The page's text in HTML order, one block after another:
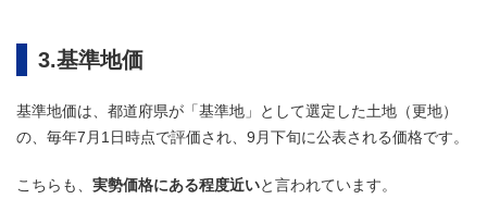
3.基準地価
基準地価は、都道府県が「基準地」として選定した土地（更地）
の、毎年7月1日時点で評価され、9月下旬に公表される価格です。
こちらも、 実勢価格にある程度近いと言われています。